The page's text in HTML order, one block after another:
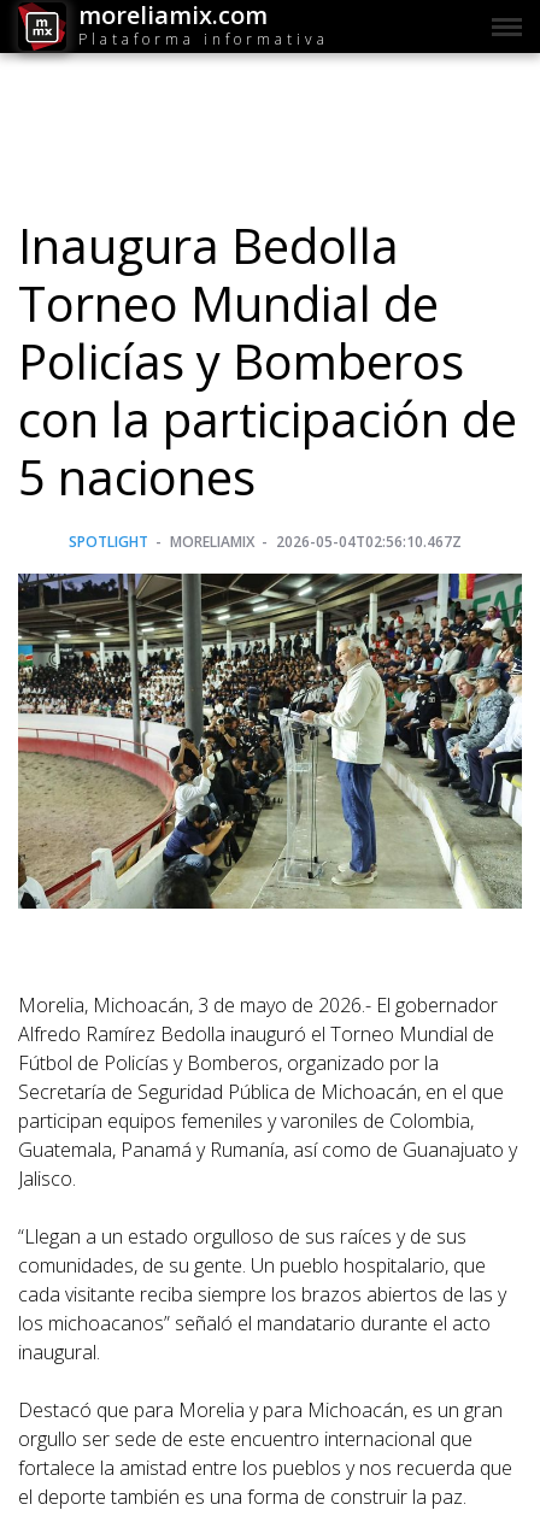
moreliamix.com
Plataforma informativa
Inaugura Bedolla
Torneo Mundial de
Policías y Bomberos
con la participación de
5 naciones
SPOTLIGHT MORELIAMIX 2026-05-04T02:56:10.467Z
Morelia, Michoacán, 3 de mayo de 2026.- El gobernador
Alfredo Ramírez Bedolla inauguró el Torneo Mundial de
Fútbol de Policías y Bomberos, organizado por la
Secretaría de Seguridad Pública de Michoacán, en el que
participan equipos femeniles y varoniles de Colombia,
Guatemala, Panamá y Rumanía, así como de Guanajuato y
Jalisco.
“Llegan a un estado orgulloso de sus raíces y de sus
comunidades, de su gente. Un pueblo hospitalario, que
cada visitante reciba siempre los brazos abiertos de las y
los michoacanos” señaló el mandatario durante el acto
inaugural.
Destacó que para Morelia y para Michoacán, es un gran
orgullo ser sede de este encuentro internacional que
fortalece la amistad entre los pueblos y nos recuerda que
el deporte también es una forma de construir la paz.